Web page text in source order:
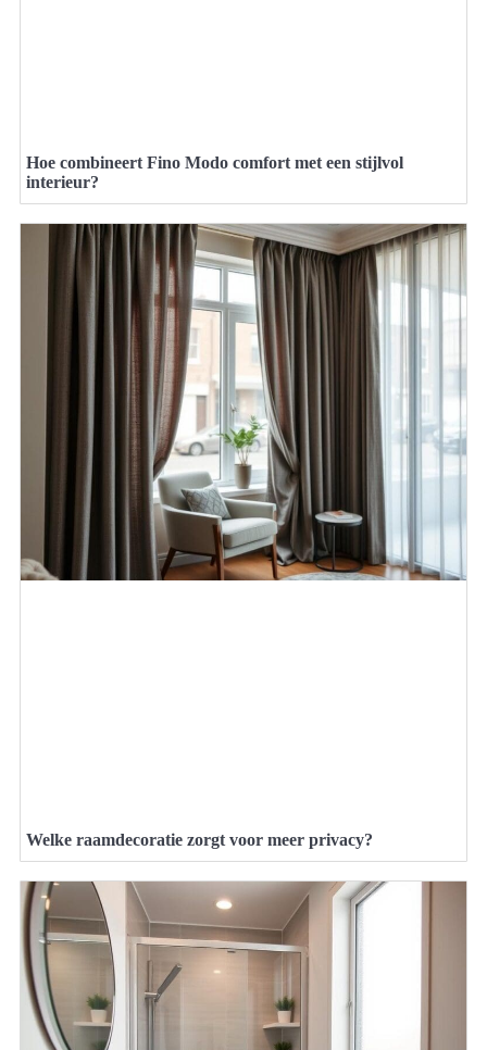
Hoe combineert Fino Modo comfort met een stijlvol
interieur?
Welke raamdecoratie zorgt voor meer privacy?